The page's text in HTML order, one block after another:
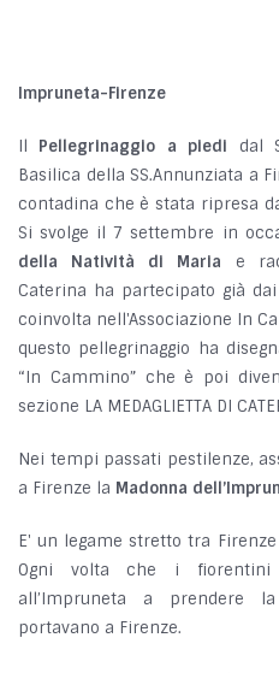
Impruneta-Firenze
Il Pellegrinaggio a piedi dal
Basilica della SS.Annunziata a
contadina che è stata ripresa
Si svolge il 7 settembre in
della Natività di Maria e
Caterina ha partecipato già
coinvolta nell'Associazione In
questo pellegrinaggio ha
“In Cammino” che è poi
sezione LA MEDAGLIETTA DI
Nei tempi passati pestilenze,
a Firenze la Madonna
E' un legame stretto tra
Ogni volta che i fiorentini
all’Impruneta a prendere
portavano a Firenze.